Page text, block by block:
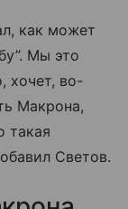
как может
Мы это
хочет, во-
Макрона,
такая
Светов.